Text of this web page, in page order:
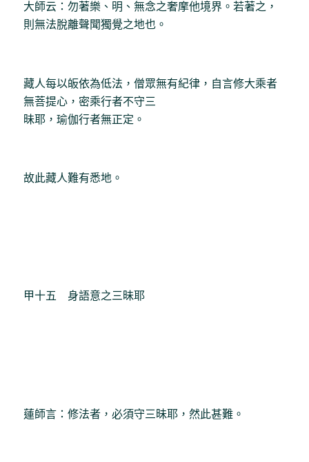
大師云：勿著樂、明、無念之奢摩他境界。若著之，
則無法脫離聲聞獨覺之地也。
藏人每以皈依為低法，僧眾無有紀律，自言修大乘者
無菩提心，密乘行者不守三
昧耶，瑜伽行者無正定。
故此藏人難有悉地。
甲十五 身語意之三昧耶
蓮師言：修法者，必須守三昧耶，然此甚難。